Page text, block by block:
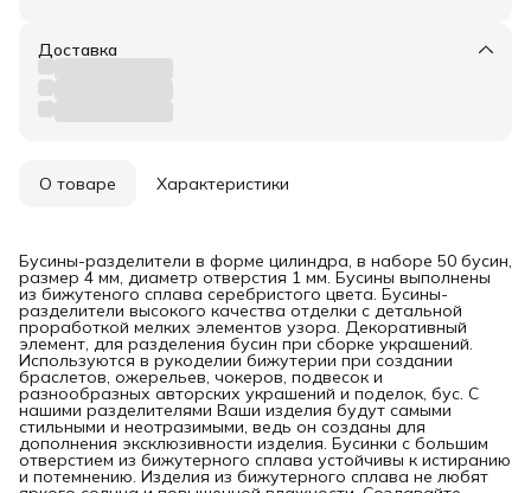
Доставка
О товаре Характеристики
Бусины-разделители в форме цилиндра, в наборе 50 бусин,
размер 4 мм, диаметр отверстия 1 мм. Бусины выполнены
из бижутеного сплава серебристого цвета. Бусины-
разделители высокого качества отделки с детальной
проработкой мелких элементов узора. Декоративный
элемент, для разделения бусин при сборке украшений.
Используются в рукоделии бижутерии при создании
браслетов, ожерельев, чокеров, подвесок и
разнообразных авторских украшений и поделок, бус. С
нашими разделителями Ваши изделия будут самыми
стильными и неотразимыми, ведь он созданы для
дополнения эксклюзивности изделия. Бусинки с большим
отверстием из бижутерного сплава устойчивы к истиранию
и потемнению. Изделия из бижутерного сплава не любят